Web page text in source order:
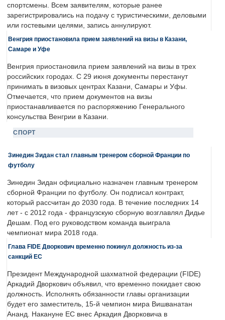
спортсмены. Всем заявителям, которые ранее
зарегистрировались на подачу с туристическими, деловыми
или гостевыми целями, запись аннулируют.
Венгрия приостановила прием заявлений на визы в Казани,
Самаре и Уфе
Венгрия приостановила прием заявлений на визы в трех
российских городах. С 29 июня документы перестанут
принимать в визовых центрах Казани, Самары и Уфы.
Отмечается, что прием документов на визы
приостанавливается по распоряжению Генерального
консульства Венгрии в Казани.
СПОРТ
Зинедин Зидан стал главным тренером сборной Франции по
футболу
Зинедин Зидан официально назначен главным тренером
сборной Франции по футболу. Он подписал контракт,
который рассчитан до 2030 года. В течение последних 14
лет - с 2012 года - французскую сборную возглавлял Дидье
Дешам. Под его руководством команда выиграла
чемпионат мира 2018 года.
Глава FIDE Дворкович временно покинул должность из-за
санкций ЕС
Президент Международной шахматной федерации (FIDE)
Аркадий Дворкович объявил, что временно покидает свою
должность. Исполнять обязанности главы организации
будет его заместитель, 15-й чемпион мира Вишванатан
Ананд. Накануне ЕС внес Аркадия Дворковича в